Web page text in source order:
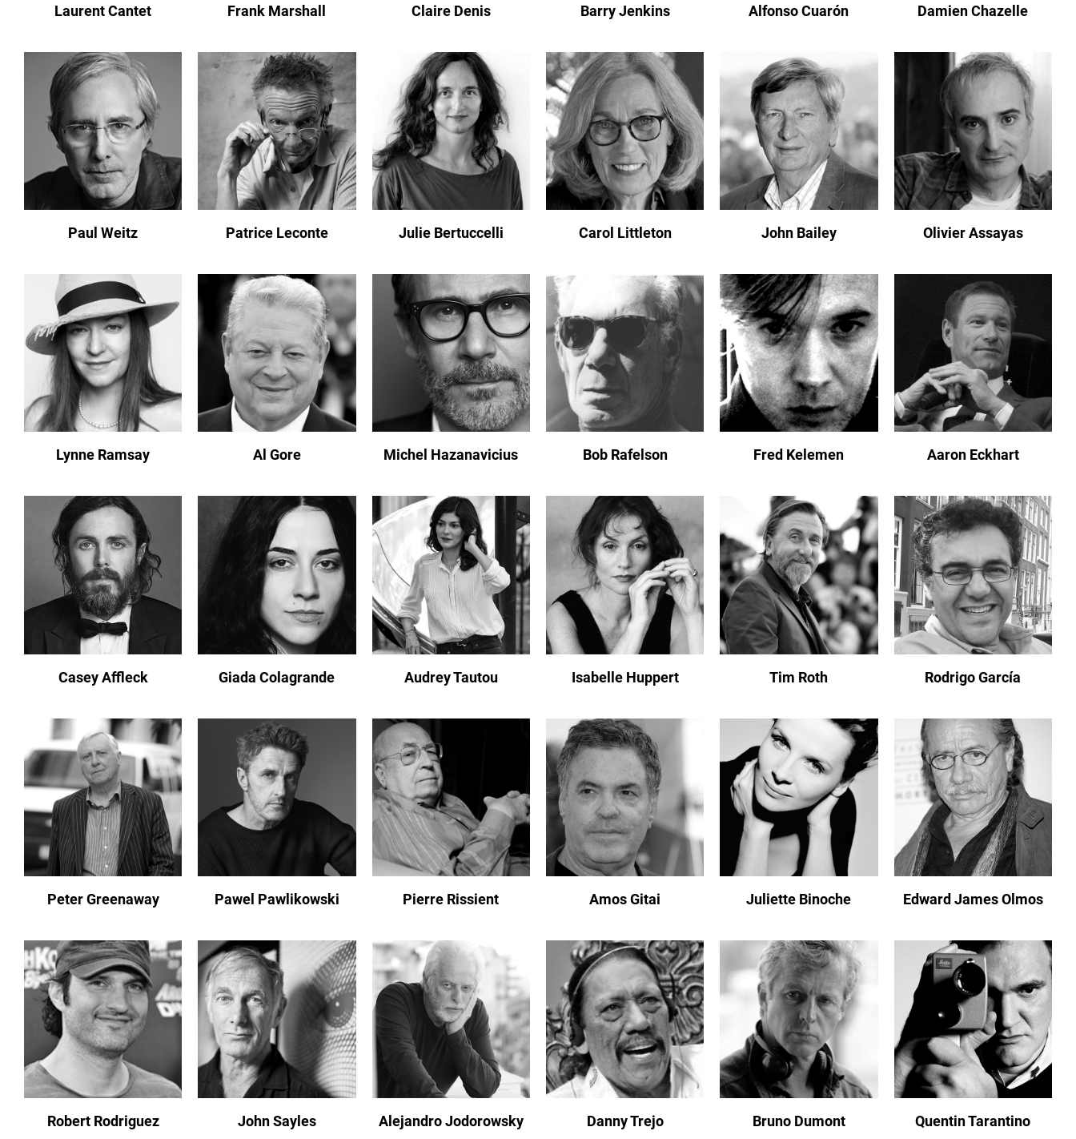
Laurent Cantet Frank Marshall Claire Denis Barry Jenkins Alfonso Cuarón Damien Chazelle
Paul Weitz Patrice Leconte Julie Bertuccelli Carol Littleton John Bailey Olivier Assayas
Lynne Ramsay Al Gore Michel Hazanavicius Bob Rafelson Fred Kelemen Aaron Eckhart
Casey Affleck Giada Colagrande Audrey Tautou Isabelle Huppert Tim Roth Rodrigo García
Peter Greenaway Pawel Pawlikowski Pierre Rissient Amos Gitai Juliette Binoche Edward James Olmos
Robert Rodriguez John Sayles Alejandro Jodorowsky Danny Trejo Bruno Dumont Quentin Tarantino